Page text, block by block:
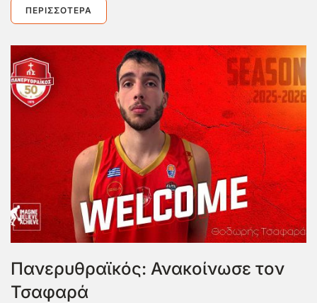
ΠΕΡΙΣΣΌΤΕΡΑ
Πανερυθραϊκός: Ανακοίνωσε τον
Τσαφαρά